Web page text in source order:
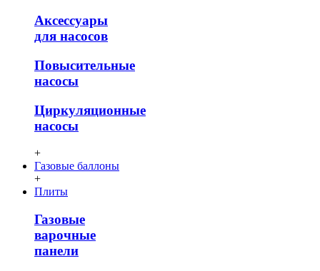
Аксессуары
для насосов
Повысительные
насосы
Циркуляционные
насосы
+
Газовые баллоны
+
Плиты
Газовые
варочные
панели